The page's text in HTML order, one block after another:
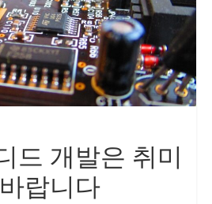
드 개발은 취미
랍니다